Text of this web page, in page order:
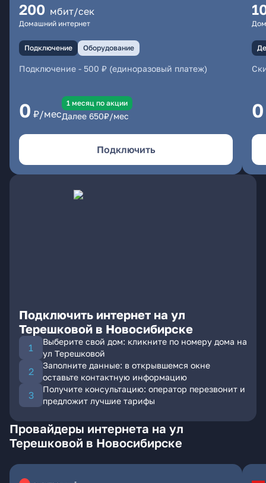
200 мбит/сек
Домашний интернет
Подключение Оборудование
Подключение - 500 ₽ (единоразовый платеж)
0 ₽/мес
1 месяц по акции
Далее 650₽/мес
Подключить
0
Подключить интернет на ул
Терешковой в Новосибирске
Выберите свой дом: кликните по номеру дома на
ул Терешковой
Заполните данные: в открывшемся окне
оставьте контактную информацию
Получите консультацию: оператор перезвонит и
предложит лучшие тарифы
Провайдеры интернета на ул
Терешковой в Новосибирске